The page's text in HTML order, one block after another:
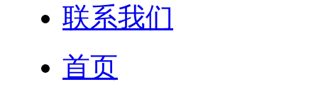
联系我们
首页